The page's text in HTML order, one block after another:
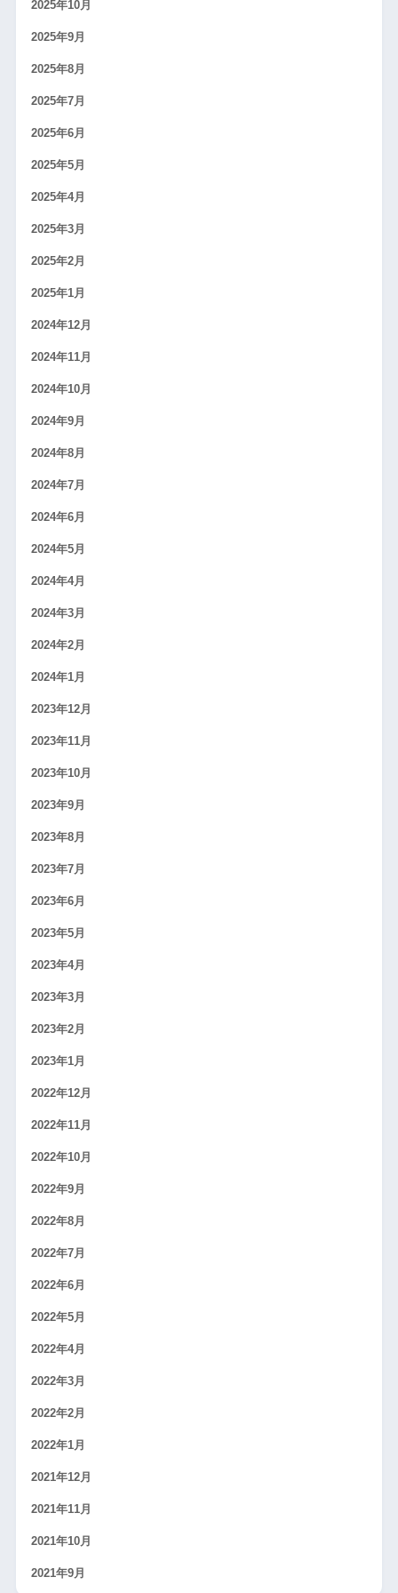
2025年10月
2025年9月
2025年8月
2025年7月
2025年6月
2025年5月
2025年4月
2025年3月
2025年2月
2025年1月
2024年12月
2024年11月
2024年10月
2024年9月
2024年8月
2024年7月
2024年6月
2024年5月
2024年4月
2024年3月
2024年2月
2024年1月
2023年12月
2023年11月
2023年10月
2023年9月
2023年8月
2023年7月
2023年6月
2023年5月
2023年4月
2023年3月
2023年2月
2023年1月
2022年12月
2022年11月
2022年10月
2022年9月
2022年8月
2022年7月
2022年6月
2022年5月
2022年4月
2022年3月
2022年2月
2022年1月
2021年12月
2021年11月
2021年10月
2021年9月